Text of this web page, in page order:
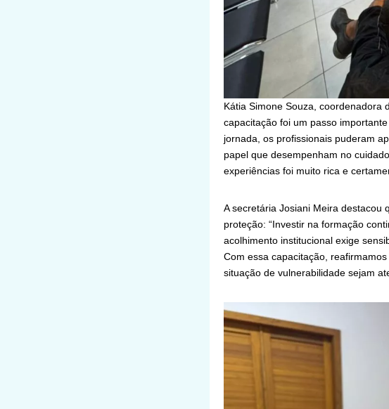
Kátia Simone Souza, coordenadora
capacitação foi um passo
jornada, os profissionais puderam
papel que desempenham no
experiências foi muito rica e
A secretária Josiani Meira destacou
proteção: “Investir na formação
acolhimento institucional exige
Com essa capacitação,
situação de vulnerabilidade sejam